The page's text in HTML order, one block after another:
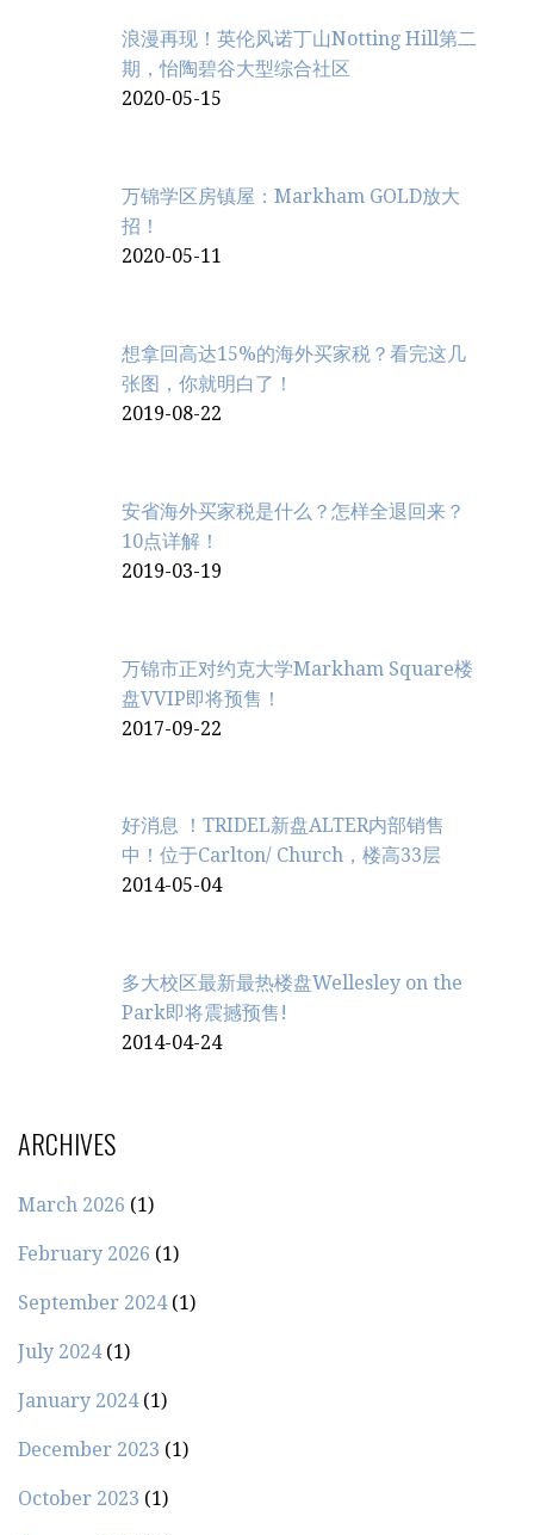
浪漫再现！英伦风诺丁山Notting Hill第二
期，怡陶碧谷大型综合社区
2020-05-15
万锦学区房镇屋：Markham GOLD放大
招！
2020-05-11
想拿回高达15%的海外买家税？看完这几
张图，你就明白了！
2019-08-22
安省海外买家税是什么？怎样全退回来？
10点详解！
2019-03-19
万锦市正对约克大学Markham Square楼
盘VVIP即将预售！
2017-09-22
好消息 ！TRIDEL新盘ALTER内部销售
中！位于Carlton/ Church，楼高33层
2014-05-04
多大校区最新最热楼盘Wellesley on the
Park即将震撼预售!
2014-04-24
ARCHIVES
March 2026 (1)
February 2026 (1)
September 2024(1)
July 2024(1)
January 2024(1)
December 2023 (1)
October 2023 (1)